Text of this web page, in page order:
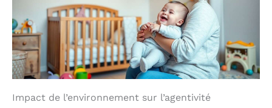
mobiles et profiter
d'heures de
divertissement. Jouet
bebe et jouets enfantS
JOUET EN FEUTRE AVEC
VELCRO - Jouets pour
enfants fabriqués à partir
de matériaux doux et
délicats, parfaits pour les
tout-fillesits. Astuce
Impact de l’environnement sur l’agentivité